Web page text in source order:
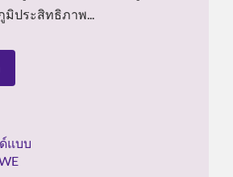
มิประสิทธิภาพ...